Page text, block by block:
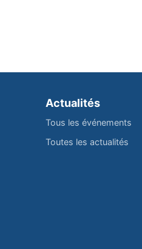
Actualités
Tous les événements
Toutes les actualités